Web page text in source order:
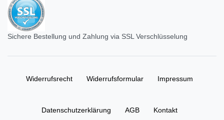
Sichere Bestellung und Zahlung via SSL Verschlüsselung
Widerrufs­recht Widerrufs­formular Impressum
Daten­schutz­erklärung AGB Kontakt